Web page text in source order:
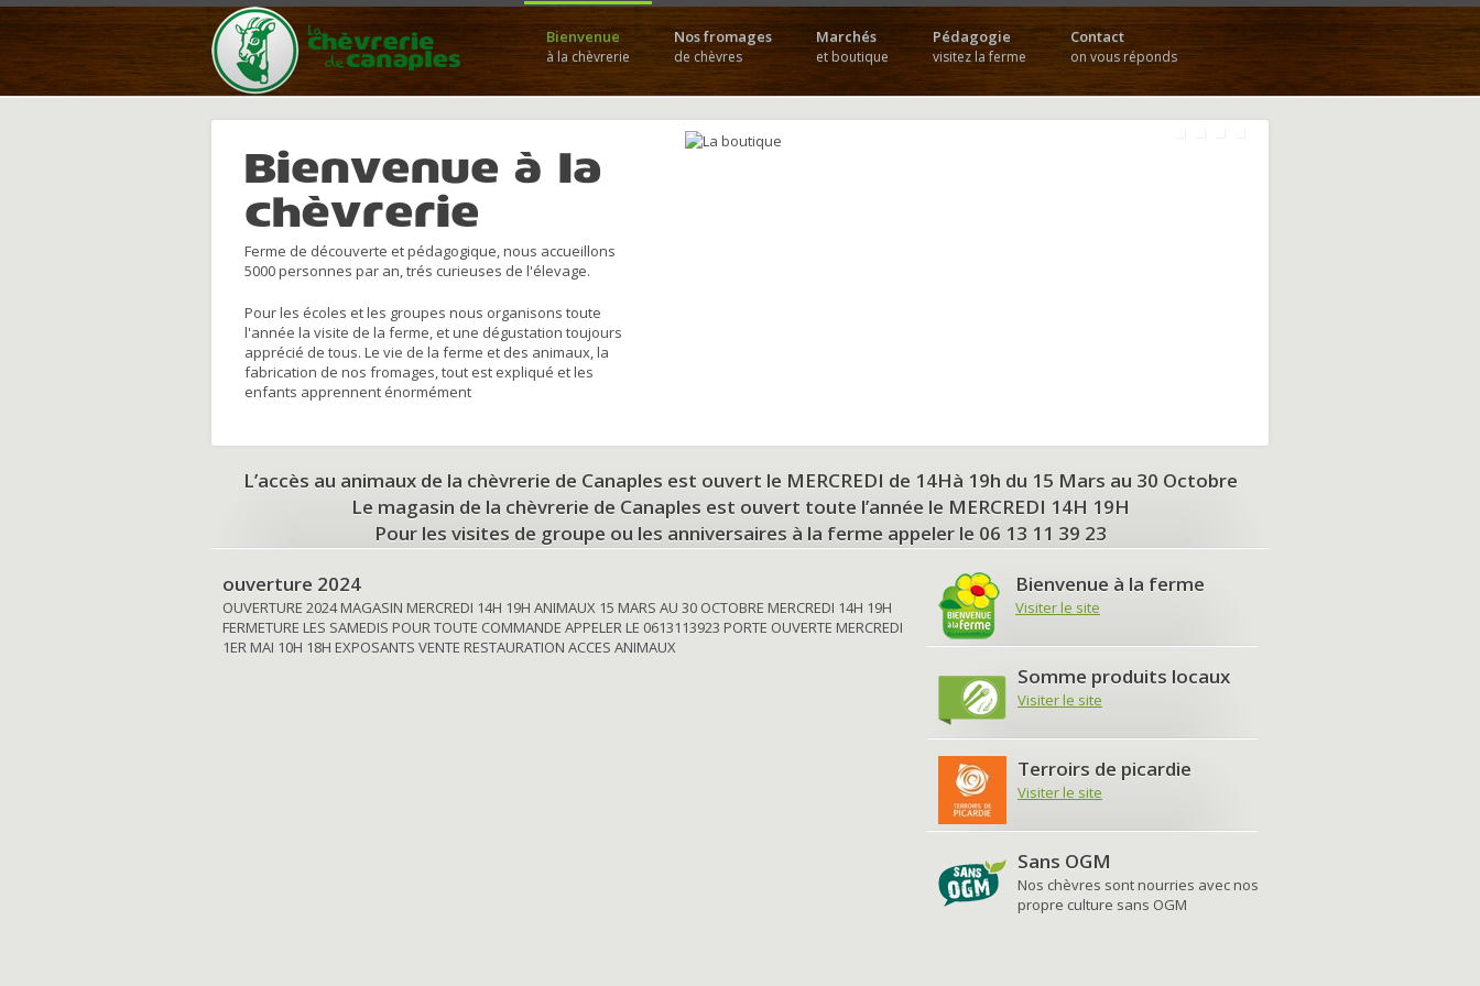
Bienvenue
à la chèvrerie
Nos fromages
de chèvres
Marchés
et boutique
Pédagogie
visitez la ferme
Contact
on vous réponds
Bienvenue à la
chèvrerie
Ferme de découverte et pédagogique, nous accueillons
5000 personnes par an, trés curieuses de l'élevage.
Pour les écoles et les groupes nous organisons toute
l'année la visite de la ferme, et une dégustation toujours
apprécié de tous. Le vie de la ferme et des animaux, la
fabrication de nos fromages, tout est expliqué et les
enfants apprennent énormément
L’accès au animaux de la chèvrerie de Canaples est ouvert le MERCREDI de 14Hà 19h du 15 Mars au 30 Octobre
Le magasin de la chèvrerie de Canaples est ouvert toute l’année le MERCREDI 14H 19H
Pour les visites de groupe ou les anniversaires à la ferme appeler le 06 13 11 39 23
ouverture 2024
OUVERTURE 2024 MAGASIN MERCREDI 14H 19H ANIMAUX 15 MARS AU 30 OCTOBRE MERCREDI 14H 19H
FERMETURE LES SAMEDIS POUR TOUTE COMMANDE APPELER LE 0613113923 PORTE OUVERTE MERCREDI
1ER MAI 10H 18H EXPOSANTS VENTE RESTAURATION ACCES ANIMAUX
Bienvenue à la ferme
Visiter le site
Somme produits locaux
Visiter le site
Terroirs de picardie
Visiter le site
Sans OGM
Nos chèvres sont nourries avec nos
propre culture sans OGM